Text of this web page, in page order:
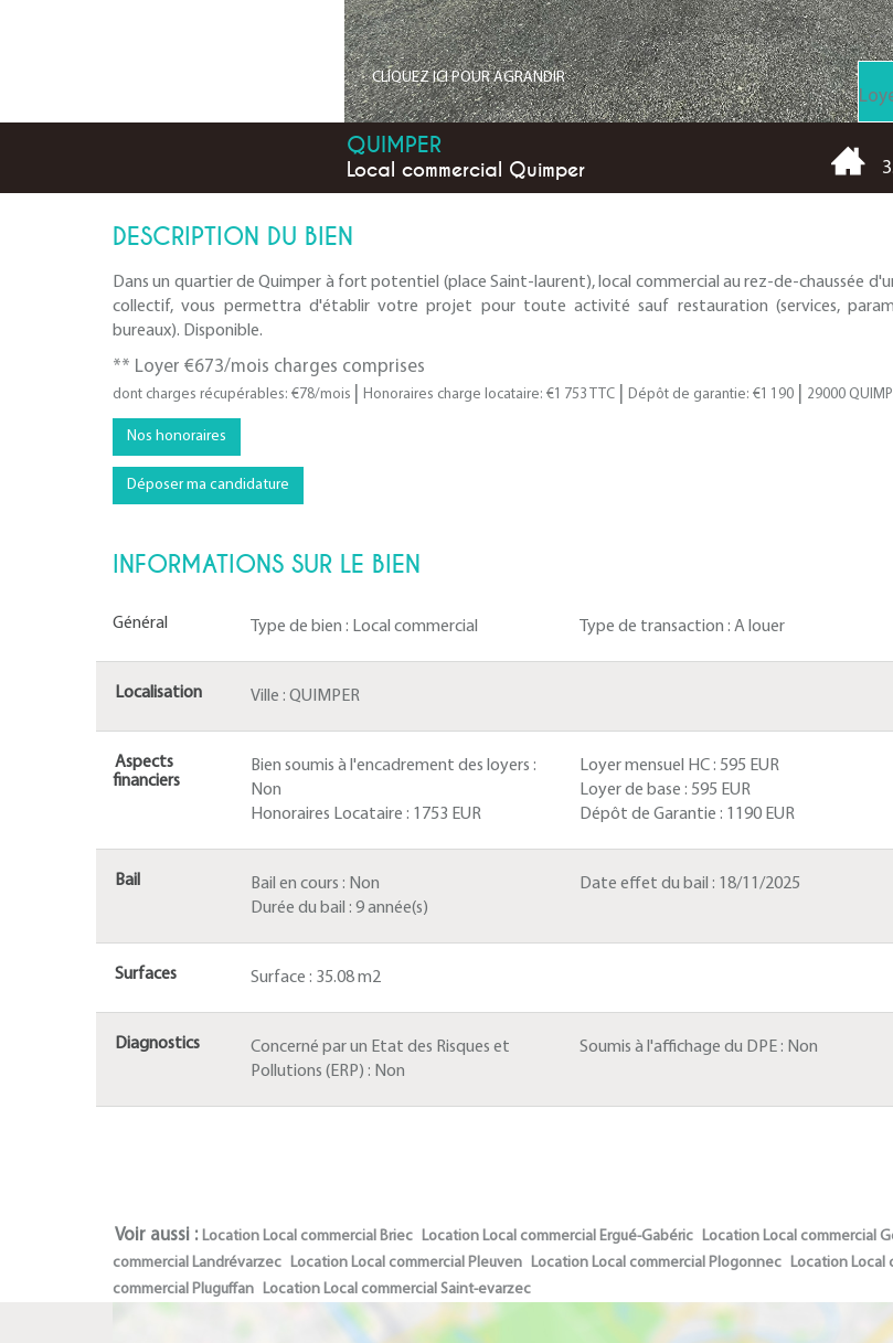
CLIQUEZ ICI POUR AGRANDIR
QUIMPER
Local commercial Quimper
DESCRIPTION DU BIEN
Dans un quartier de Quimper à fort potentiel (place Saint-laurent), local commercial au rez-de-chaussée
collectif, vous permettra d'établir votre projet pour toute activité sauf restauration (services,
bureaux). Disponible.
** Loyer €673/mois charges comprises
dont charges récupérables: €78/mois Honoraires charge locataire: €1 753 TTC Dépôt de garantie: €1 190 29000
Nos honoraires
Déposer ma candidature
INFORMATIONS SUR LE BIEN
Général Type de bien : Local commercial Type de transaction : A louer
Localisation Ville : QUIMPER
Aspects
financiers
Bien soumis à l'encadrement des loyers :
Non
Loyer mensuel HC : 595 EUR
Loyer de base : 595 EUR
Honoraires Locataire : 1753 EUR Dépôt de Garantie : 1190 EUR
Bail Bail en cours : Non Date effet du bail : 18/11/2025
Durée du bail : 9 année(s)
Surfaces Surface : 35.08 m2
Diagnostics
Concerné par un Etat des Risques et
Pollutions (ERP) : Non
Soumis à l'affichage du DPE : Non
Voir aussi : Location Local commercial Briec Location Local commercial Ergué-Gabéric Location Local commercial
commercial Landrévarzec Location Local commercial Pleuven Location Local commercial Plogonnec Location Local
commercial Pluguffan Location Local commercial Saint-evarzec